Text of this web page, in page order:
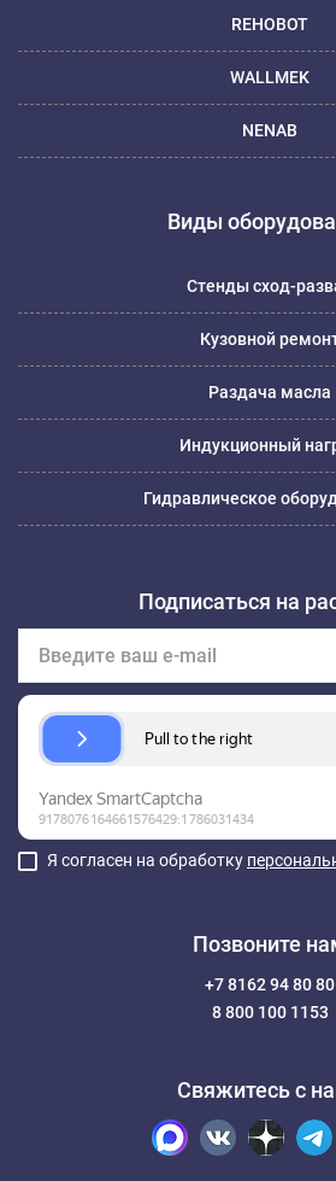
REHOBOT
WALLMEK
NENAB
Виды
Стенды сход-
Кузовной
Раздача масла
Индукционный
Гидравлическое
Подписаться на
Я согласен на обработку
Позвоните
+7 8162 94 80 80
8 800 100 1153
Свяжитесь с